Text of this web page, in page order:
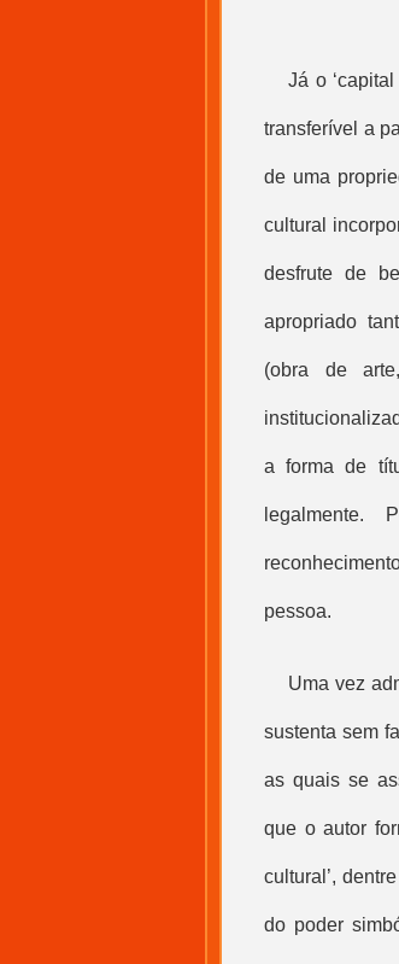
Já o ‘capital
transferível a
de uma
cultural
desfrute de
apropriado
(obra de
a forma de
legalmente.
pessoa.
Uma vez
sustenta sem
as quais se
que o autor
cultural ’,
do poder